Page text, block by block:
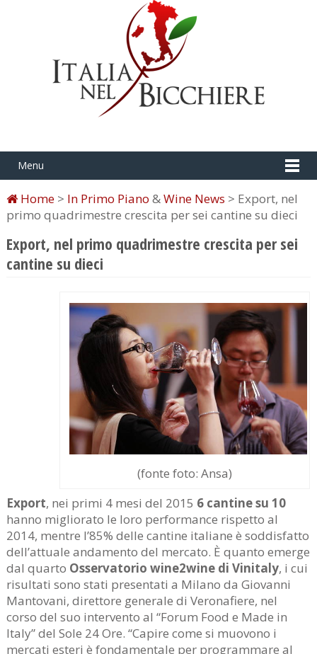
Menu
Home> In Primo Piano &Wine News > Export, nel
primo quadrimestre crescita per sei cantine su dieci
Export, nel primo quadrimestre crescita per sei
cantine su dieci
(fonte foto: Ansa)
Export, nei primi 4 mesi del 2015 6 cantine su 10
hanno migliorato le loro performance rispetto al
2014, mentre l’85% delle cantine italiane è soddisfatto
dell’attuale andamento del mercato. È quanto emerge
dal quarto Osservatorio wine2wine di Vinitaly, i cui
risultati sono stati presentati a Milano da Giovanni
Mantovani, direttore generale di Veronafiere, nel
corso del suo intervento al “Forum Food e Made in
Italy” del Sole 24 Ore. “Capire come si muovono i
mercati esteri è fondamentale per programmare al